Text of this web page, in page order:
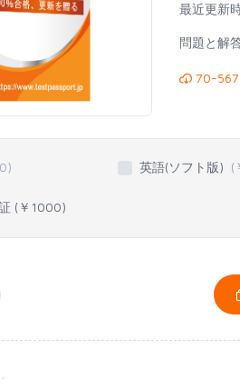
最近更新
問題と解
70-567
) 英語(ソフト版) (
(￥ 1000)